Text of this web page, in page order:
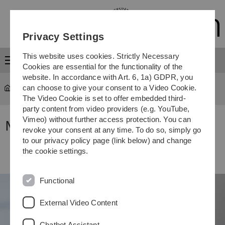
Skip
Skip
Skip
Skip
Menu
News
Privacy Settings
This website uses cookies. Strictly Necessary
Cookies are essential for the functionality of the
website. In accordance with Art. 6, 1a) GDPR, you
can choose to give your consent to a Video Cookie.
The Video Cookie is set to offer embedded third-
party content from video providers (e.g. YouTube,
Vimeo) without further access protection. You can
revoke your consent at any time. To do so, simply go
to our privacy policy page (link below) and change
the cookie settings.
Functional
External Video Content